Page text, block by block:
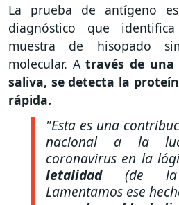
La prueba de antígeno
diagnóstico que
muestra de hisopado
molecular. Através de una
saliva, se detecta la
rápida.
"Esta es una
nacional a la
coronavirus en la
letalidad(de la
Lamentamos ese